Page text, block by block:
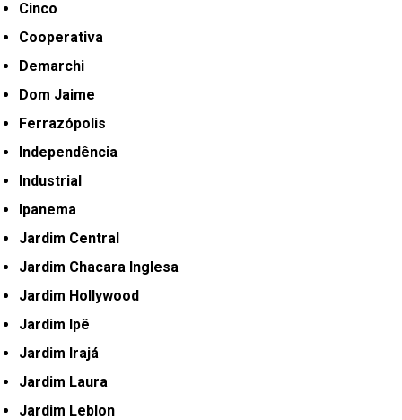
Cinco
Cooperativa
Demarchi
Dom Jaime
Ferrazópolis
Independência
Industrial
Ipanema
Jardim Central
Jardim Chacara Inglesa
Jardim Hollywood
Jardim Ipê
Jardim Irajá
Jardim Laura
Jardim Leblon